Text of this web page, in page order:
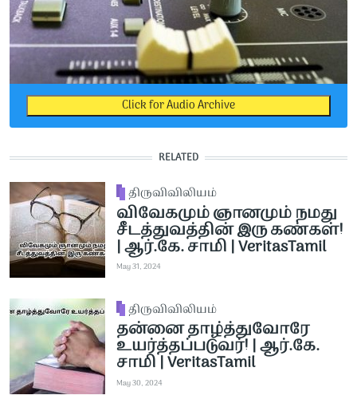
Click for Audio Archive
RELATED
திருவிவிலியம்
விவேகமும் ஞானமும் நமது
சீடத்துவத்தின் இரு கண்கள்!
| ஆர்.கே. சாமி | VeritasTamil
May 31, 2024
திருவிவிலியம்
தன்னை தாழ்த்துவோரே
உயர்த்தப்படுவர்! | ஆர்.கே.
சாமி | VeritasTamil
May 30, 2024